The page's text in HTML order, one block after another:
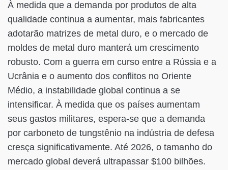
À medida que a demanda por produtos de alta
qualidade continua a aumentar, mais fabricantes
adotarão matrizes de metal duro, e o mercado de
moldes de metal duro manterá um crescimento
robusto. Com a guerra em curso entre a Rússia e a
Ucrânia e o aumento dos conflitos no Oriente
Médio, a instabilidade global continua a se
intensificar. À medida que os países aumentam
seus gastos militares, espera-se que a demanda
por carboneto de tungstênio na indústria de defesa
cresça significativamente. Até 2026, o tamanho do
mercado global deverá ultrapassar $100 bilhões.